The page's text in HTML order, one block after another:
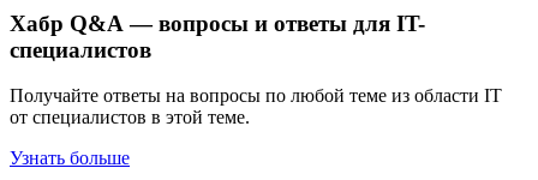
Хабр Q&A — вопросы и ответы для IT-
специалистов
Получайте ответы на вопросы по любой теме из области IT
от специалистов в этой теме.
Узнать больше